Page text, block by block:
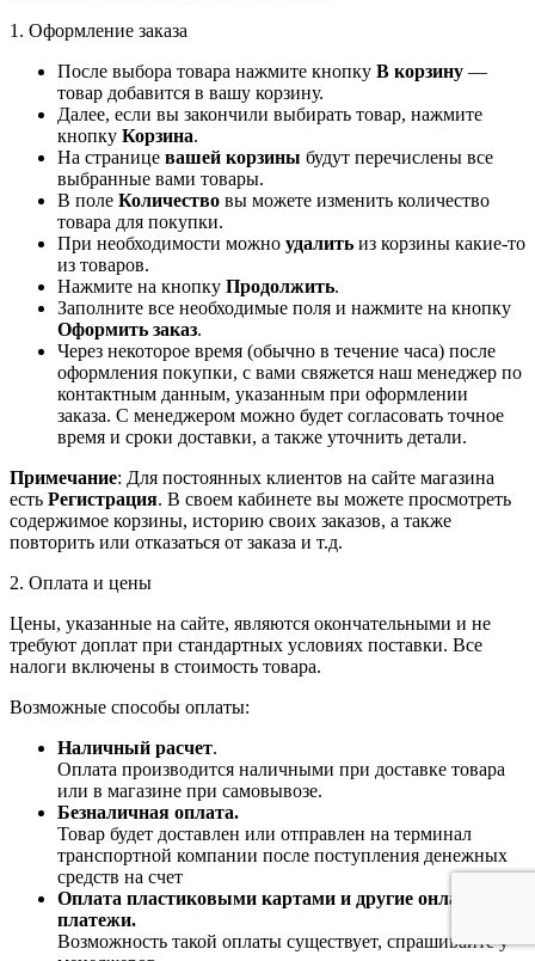
1. Оформление заказа
После выбора товара нажмите кнопку В корзину —
товар добавится в вашу корзину.
Далее, если вы закончили выбирать товар, нажмите
кнопку Корзина.
На странице вашей корзины будут перечислены все
выбранные вами товары.
В поле Количество вы можете изменить количество
товара для покупки.
При необходимости можно удалить из корзины какие-то
из товаров.
Нажмите на кнопку Продолжить.
Заполните все необходимые поля и нажмите на кнопку
Оформить заказ.
Через некоторое время (обычно в течение часа) после
оформления покупки, с вами свяжется наш менеджер по
контактным данным, указанным при оформлении
заказа. С менеджером можно будет согласовать точное
время и сроки доставки, а также уточнить детали.
Примечание: Для постоянных клиентов на сайте магазина
есть Регистрация. В своем кабинете вы можете просмотреть
содержимое корзины, историю своих заказов, а также
повторить или отказаться от заказа и т.д.
2. Оплата и цены
Цены, указанные на сайте, являются окончательными и не
требуют доплат при стандартных условиях поставки. Все
налоги включены в стоимость товара.
Возможные способы оплаты:
Наличный расчет.
Оплата производится наличными при доставке товара
или в магазине при самовывозе.
Безналичная оплата.
Товар будет доставлен или отправлен на терминал
транспортной компании после поступления денежных
средств на счет
Оплата пластиковыми картами и другие онлайн-
платежи.
Возможность такой оплаты существует, спрашивайте у